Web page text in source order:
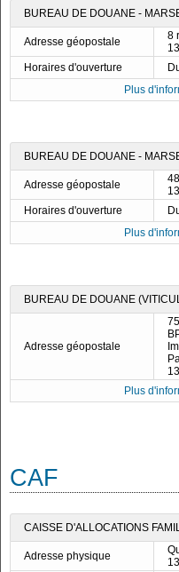
BUREAU DE DOUANE -
Adresse géopostale
8
Horaires d'ouverture
Plus
BUREAU DE DOUANE -
Adresse géopostale
Horaires d'ouverture
Plus
BUREAU DE DOUANE
Adresse géopostale
Plus
CAF
CAISSE D'ALLOCATIONS
Adresse physique